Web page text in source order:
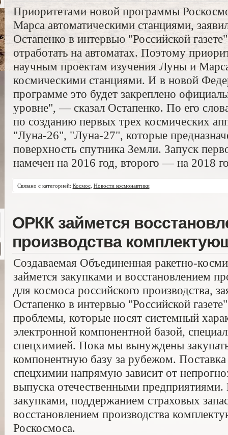
Приоритетами новой программы
Марса автоматическими станциями,
Остапенко в интервью "Российской
отработать на автоматах. Поэтому
научным проектам изучения Луны и
космическими станциями. И в новой
программе это будет закреплено
уровне", — сказал Остапенко. По его
по созданию первых трех космических
"Луна-26", "Луна-27", которые
поверхность спутника Земли. Запуск
намечен на 2016 год, второго — на 2018
Связано с категорией: Космос, Новости космонавтики
ОРКК займется
производства
Создаваемая Объединенная ракетно-
займется закупками и восстановлением
для космоса российского производства,
Остапенко в интервью "Российской
проблемы, которые носят системный
электронной компонентной базой,
спецхимией. Пока мы вынуждены
компонентную базу за рубежом. Поставка
спецхимии напрямую зависит от
выпуска отечественными
закупками, поддержанием страховых
восстановлением производства
Роскосмоса.